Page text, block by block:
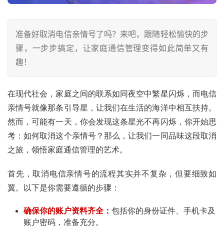
准备好取消电信亲情号了吗？来吧，跟随轻松愉快的步
骤，一步步搞定，让家庭通信管理变得如此简单又有
趣！
在现代社会，家庭之间的联系如同夜空中繁星闪烁，而电信
亲情号就像那条引导星，让我们在生活的海洋中相互扶持。
然而，可能有一天，你会发现这条星光不再闪烁，你开始思
考：如何取消这个亲情号？那么，让我们一同品味这段取消
之旅，领悟家庭通信管理的艺术。
首先，取消电信亲情号的流程其实并不复杂，但要细致如
翼。以下是你需要遵循的步骤：
确保你的账户资料齐全： 包括你的身份证件、手机卡及
账户密码，准备充分。